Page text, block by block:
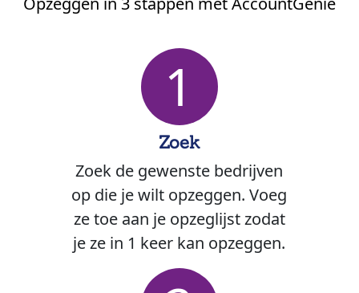
1
Zoek
Zoek de gewenste bedrijven
op die je wilt opzeggen. Voeg
ze toe aan je opzeglijst zodat
je ze in 1 keer kan opzeggen.